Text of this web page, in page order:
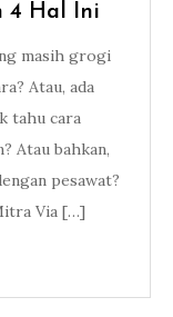
4 Hal Ini
masih grogi
Atau, ada
tahu cara
Atau bahkan,
pesawat?
Via […]